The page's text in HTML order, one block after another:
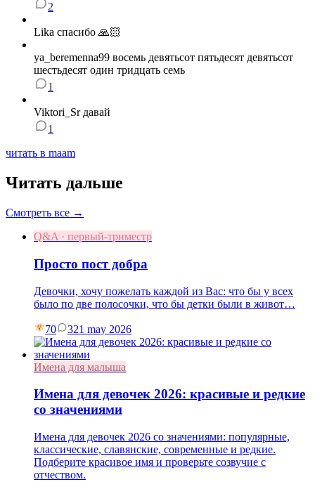
2
Lika спасибо 🙏🏻
ya_beremenna99 восемь девятьсот пятьдесят девятьсот
шестьдесят один тридцать семь
1
Viktori_Sr давай
1
читать в maam
Читать дальше
Смотреть все →
Q&A · первый-триместр
Просто пост добра
Девочки, хочу пожелать каждой из Вас: что бы у всех
было по две полосочки, что бы детки были в живот…
70 321 may 2026
Имена для малыша
Имена для девочек 2026: красивые и редкие
со значениями
Имена для девочек 2026 со значениями: популярные,
классические, славянские, современные и редкие.
Подберите красивое имя и проверьте созвучие с
отчеством.